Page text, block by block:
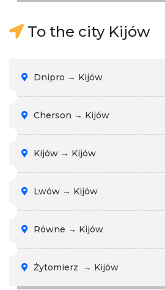
To the city Kijów
Dnipro → Kijów
Cherson → Kijów
Kijów → Kijów
Lwów → Kijów
Równe → Kijów
Żytomierz → Kijów